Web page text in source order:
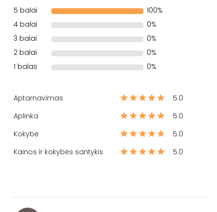
5 balai
100%
4 balai
0%
3 balai
0%
2 balai
0%
1 balas
0%
Aptarnavimas
5.0
Aplinka
5.0
Kokybė
5.0
Kainos ir kokybės santykis
5.0